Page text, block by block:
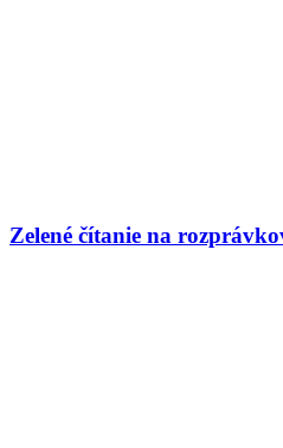
Zelené čítanie na